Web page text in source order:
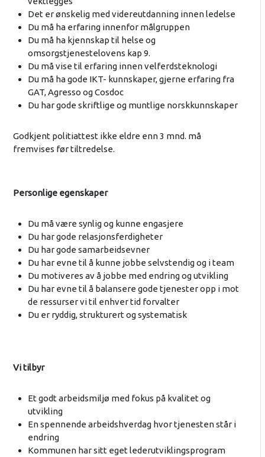
Det er ønskelig med videreutdanning innen ledelse
Du må ha erfaring innenfor målgruppen
Du må ha kjennskap til helse og
omsorgstjenestelovens kap 9.
Du må vise til erfaring innen velferdsteknologi
Du må ha gode IKT- kunnskaper, gjerne erfaring fra
GAT, Agresso og Cosdoc
Du har gode skriftlige og muntlige norskkunnskaper
Godkjent politiattest ikke eldre enn 3 mnd. må
fremvises før tiltredelse.
Personlige egenskaper
Du må være synlig og kunne engasjere
Du har gode relasjonsferdigheter
Du har gode samarbeidsevner
Du har evne til å kunne jobbe selvstendig og i team
Du motiveres av å jobbe med endring og utvikling
Du har evne til å balansere gode tjenester opp i mot
de ressurser vi til enhver tid forvalter
Du er ryddig, strukturert og systematisk
Vi tilbyr
Et godt arbeidsmiljø med fokus på kvalitet og
utvikling
En spennende arbeidshverdag hvor tjenesten står i
endring
Kommunen har sitt eget lederutviklingsprogram